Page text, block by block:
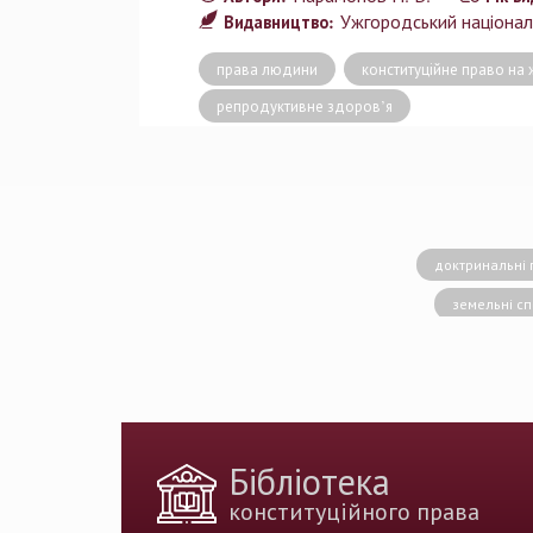
Видавництво: Ужгородський
права людини конституційне право на
репродуктивне здоров’я
доктринальні
земельні
Бібліотека
конституційного права